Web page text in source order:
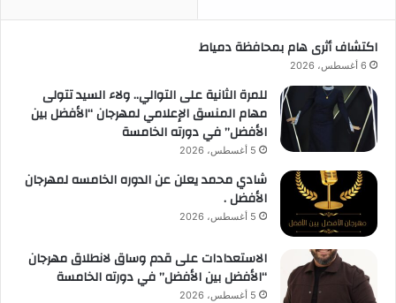
اكتشاف أثرى هام بمحافظة دمياط
6 أغسطس، 2026
للمرة الثانية على التوالي.. ولاء السيد تتولى
مهام المنسق الإعلامي لمهرجان “الأفضل بين
الأفضل” في دورته الخامسة
5 أغسطس، 2026
شادي محمد يعلن عن الدوره الخامسه لمهرجان
الأفضل .
5 أغسطس، 2026
الاستعدادات على قدم وساق لانطلاق مهرجان
“الأفضل بين الأفضل” في دورته الخامسة
5 أغسطس، 2026